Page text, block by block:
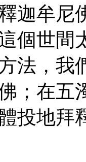
迦牟尼
個世間
法，我
；在五
投地拜